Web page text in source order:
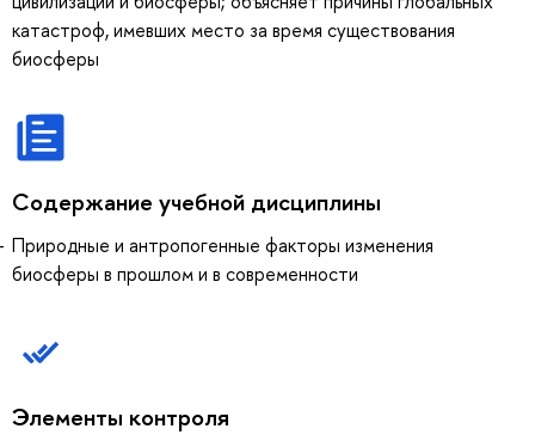
катастроф, имевших место за время существования
биосферы
Содержание учебной дисциплины
Природные и антропогенные факторы изменения
биосферы в прошлом и в современности
Элементы контроля